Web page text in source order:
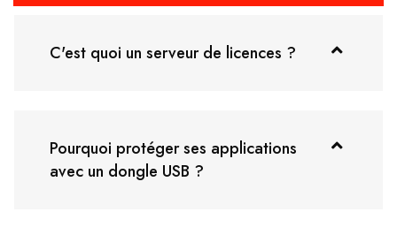
C'est quoi un serveur de licences ?
Pourquoi protéger ses applications
avec un dongle USB ?